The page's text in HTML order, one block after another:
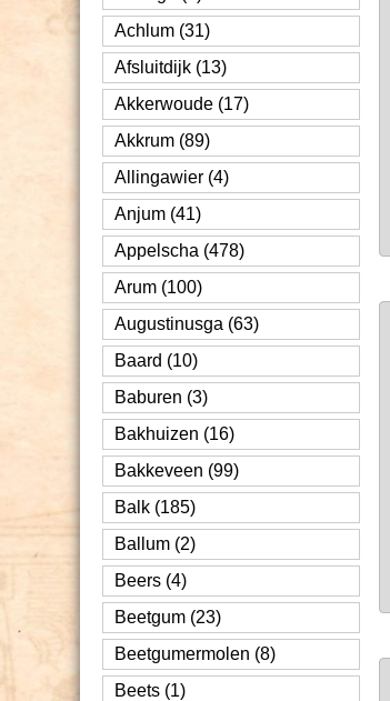
Achlum (31)
Afsluitdijk (13)
Akkerwoude (17)
Akkrum (89)
Allingawier (4)
Anjum (41)
Appelscha (478)
Arum (100)
Augustinusga (63)
Baard (10)
Baburen (3)
Bakhuizen (16)
Bakkeveen (99)
Balk (185)
Ballum (2)
Beers (4)
Beetgum (23)
Beetgumermolen (8)
Beets (1)